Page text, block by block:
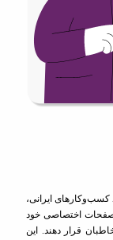
ایرانی،
صفحات اختصاصی خود
قرار دهند. این